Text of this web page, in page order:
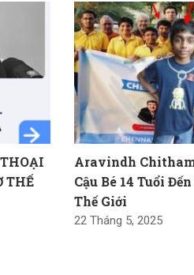
THẾ
Aravindh
Cậu Bé 14 Tuổi
Thế Giới
22 Tháng 5, 2025